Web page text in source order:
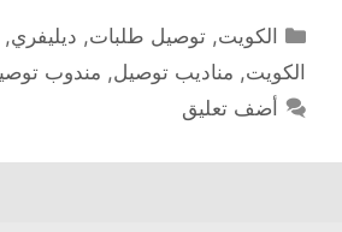
التصنيفات
الكويت,توصيل طلبات, ديليفري,
الكويت, مناديب توصيل, مندوب
أضف تعليق